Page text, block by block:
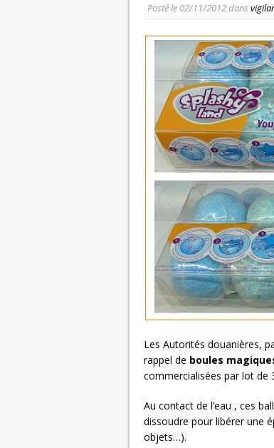
Posté le 02/11/2012dans
Les Autorités douanières,
rappel de boules
commercialisées par lot de
Au contact de l’eau , ces
dissoudre pour libérer une
objets…).